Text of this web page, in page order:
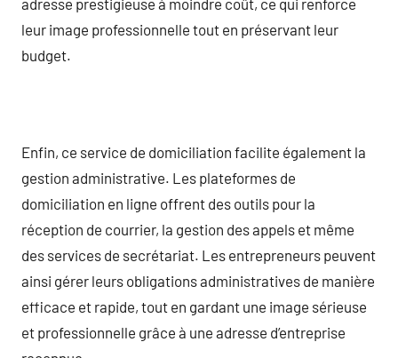
leur image professionnelle tout en préservant leur
budget.
Enfin, ce service de domiciliation facilite également la
gestion administrative. Les plateformes de
domiciliation en ligne offrent des outils pour la
réception de courrier, la gestion des appels et même
des services de secrétariat. Les entrepreneurs peuvent
ainsi gérer leurs obligations administratives de manière
efficace et rapide, tout en gardant une image sérieuse
et professionnelle grâce à une adresse d’entreprise